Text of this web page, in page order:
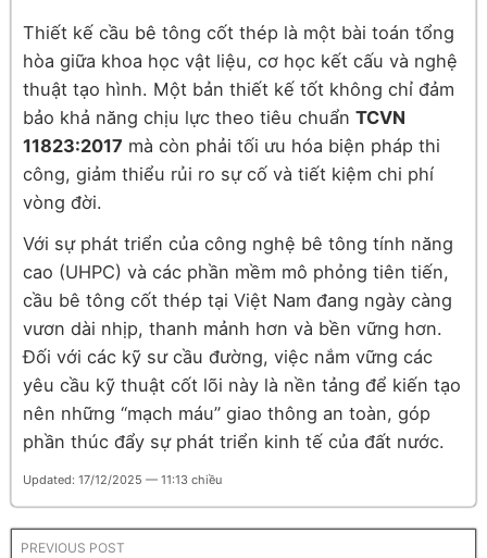
Thiết kế cầu bê tông cốt thép là một bài toán tổng
hòa giữa khoa học vật liệu, cơ học kết cấu và nghệ
thuật tạo hình. Một bản thiết kế tốt không chỉ đảm
bảo khả năng chịu lực theo tiêu chuẩn TCVN
11823:2017 mà còn phải tối ưu hóa biện pháp thi
công, giảm thiểu rủi ro sự cố và tiết kiệm chi phí
vòng đời.
Với sự phát triển của công nghệ bê tông tính năng
cao (UHPC) và các phần mềm mô phỏng tiên tiến,
cầu bê tông cốt thép tại Việt Nam đang ngày càng
vươn dài nhịp, thanh mảnh hơn và bền vững hơn.
Đối với các kỹ sư cầu đường, việc nắm vững các
yêu cầu kỹ thuật cốt lõi này là nền tảng để kiến tạo
nên những “mạch máu” giao thông an toàn, góp
phần thúc đẩy sự phát triển kinh tế của đất nước.
Updated: 17/12/2025 — 11:13 chiều
PREVIOUS POST